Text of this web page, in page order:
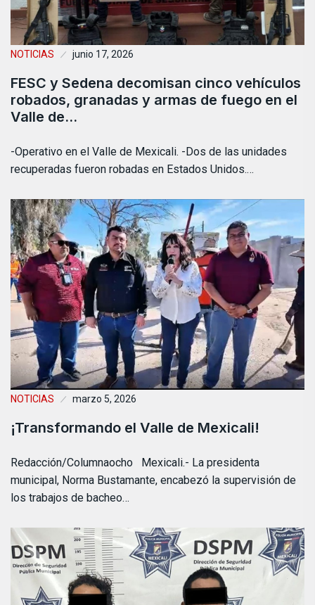
NOTICIAS junio 17, 2026
FESC y Sedena decomisan cinco vehículos
robados, granadas y armas de fuego en el
Valle de…
-Operativo en el Valle de Mexicali. -Dos de las unidades
recuperadas fueron robadas en Estados Unidos.…
NOTICIAS marzo 5, 2026
¡Transformando el Valle de Mexicali!
Redacción/Columnaocho Mexicali.- La presidenta
municipal, Norma Bustamante, encabezó la supervisión de
los trabajos de bacheo…